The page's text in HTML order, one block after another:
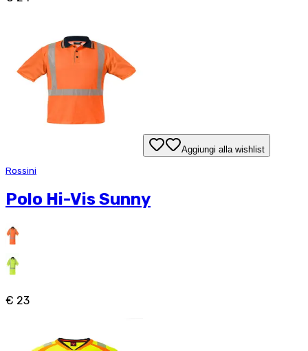
Aggiungi alla wishlist
Rossini
Polo Hi-Vis Sunny
€ 23